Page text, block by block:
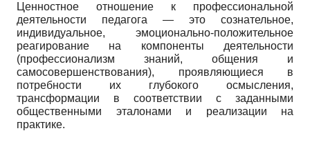
Ценностное отношение к профессиональной
деятельности педагога — это сознательное,
индивидуальное, эмоционально-положительное
реагирование на компоненты деятельности
(профессионализм знаний, общения и
самосовершенствования), проявляющиеся в
потребности их глубокого осмысления,
трансформации в соответствии с заданными
общественными эталонами и реализации на
практике.